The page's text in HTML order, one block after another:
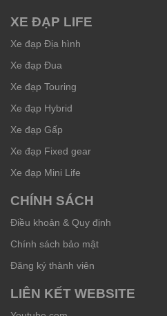
XE ĐẠP LIFE
Xe đạp Địa hình
Xe đạp Đua
Xe đạp Touring
Xe đạp Hybrid
Xe đạp Gấp
Xe đạp Fixed gear
Xe đạp Mini Life
CHÍNH SÁCH
Điều khoản & Quy định
Chính sách bảo mật
Đăng ký thành viên
LIÊN KẾT WEBSITE